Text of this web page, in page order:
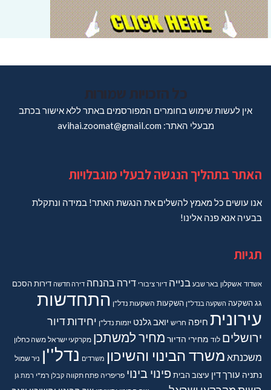
כל הזכויות שמורות
אין לעשות שימוש בחומרים המפורסמים באתר ללא אישור בכתב
מבעלי האתר: avihai.zoomat@gmail.com
האתר בתהליך הנגשה לבעלי מוגבלויות
אנו עושים כל מאמץ להשלים את הנגשת האתר! במידה ונתקלת
בבעיה אנא פנה אלינו!
תגיות
אשדוד אשקלון באר שבע בנייה דיור ציבורי דירה בהנחה דירה חדשה דירותהסכם
גגהשקעה השקעה בנדל"ן השקעות השקעות נדל"ן התחדשות
עירונית חיפה חריש יואב גלנט יזמות נדל"ן יחידות דיור
ירושלים לוד מחירי הדיור מחיר למשתכן מקרקעי ישראל משה כחלון
משכנתא משרד הבינוי והשיכון משרדים נדל''ן ניר שמול
נתניה עורך דין עיצוב הבית פינוי בינוי פריפריה פתח תקווה קבלן רמ"י רמת גן